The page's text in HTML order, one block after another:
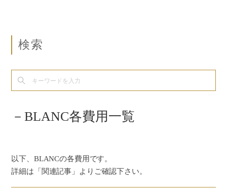
検索
－BLANC各費用一覧
以下、BLANCの各費用です。
詳細は「関連記事」よりご確認下さい。